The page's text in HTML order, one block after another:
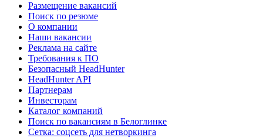
Размещение вакансий
Поиск по резюме
О компании
Наши вакансии
Реклама на сайте
Требования к ПО
Безопасный HeadHunter
HeadHunter API
Партнерам
Инвесторам
Каталог компаний
Поиск по вакансиям в Белоглинке
Сетка: соцсеть для нетворкинга